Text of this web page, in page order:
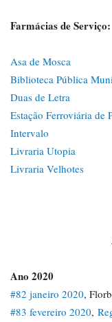
Farmácias de Serviço:
Asa de Mosca
Biblioteca Pública
Duas de Letra
Estação Ferroviária de
Intervalo
Livraria Utopia
Livraria Velhotes
Ano 2020
#82 janeiro 2020,
#83 fevereiro 2020,